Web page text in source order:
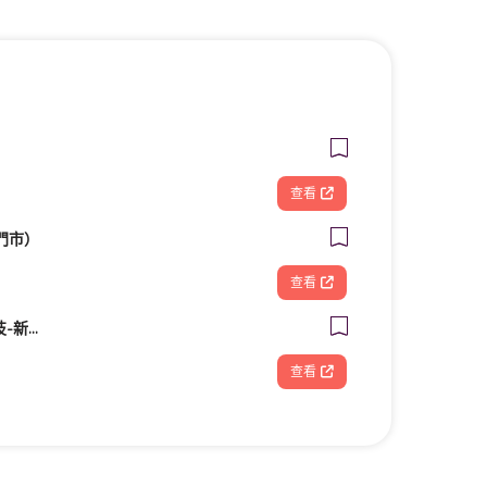
查看
）
查看
FOOTDISC富足康科技-新光三越-桃園站前店
查看